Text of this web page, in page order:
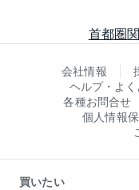
首都圏
会社情報
ヘルプ・よ
各種お問合せ
個人情報
買いたい